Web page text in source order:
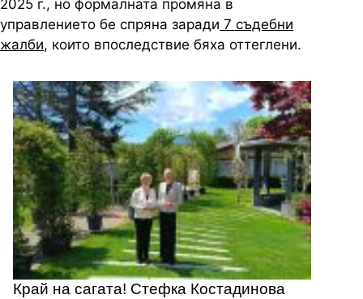
2025 г., но формалната промяна в
управлението бе спряна заради 7 съдебни
жалби, които впоследствие бяха оттеглени.
Край на сагата! Стефка Костадинова